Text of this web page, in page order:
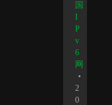
国
I
P
v
6
网
•
2
0